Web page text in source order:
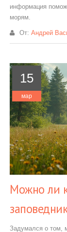
информация
морям.
От: Андрей
15
мар
Можно ли
Задумался о том,